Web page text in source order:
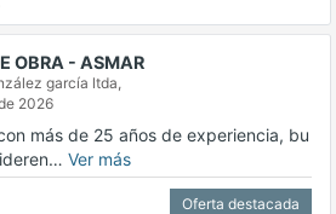
OBRA - ASMAR
garcía ltda,
2026
más de 25 años de experiencia, bu
Ver más
Oferta destacada